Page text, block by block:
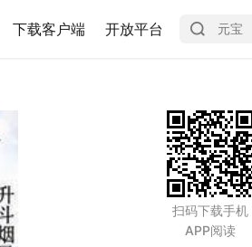
下载客户端 开放平台
扫码下载手机
APP阅读